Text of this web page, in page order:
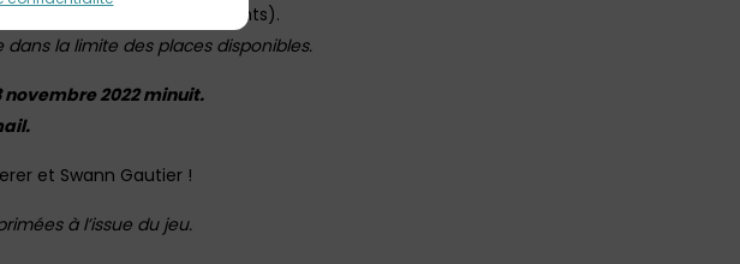
parmi les participants).
la limite des places disponibles.
2022 minuit.
et Swann Gautier !
à l’issue du jeu.